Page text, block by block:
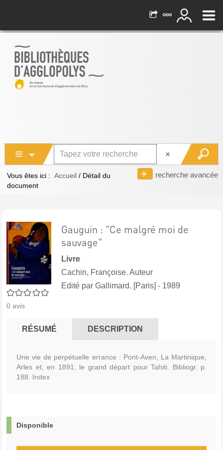
recherche avancée
Vous êtes ici : Accueil / Détail du
document
0/5
0 avis
Gauguin : "Ce malgré moi de
sauvage"
Livre
Cachin, Françoise. Auteur
Edité par Gallimard. [Paris] - 1989
RÉSUMÉ DESCRIPTION
Une vie de perpétuelle errance : Pont-Aven, La Martinique,
Arles et, en 1891, le grand départ pour Tahiti. Bibliogr. p.
188. Index
Disponible